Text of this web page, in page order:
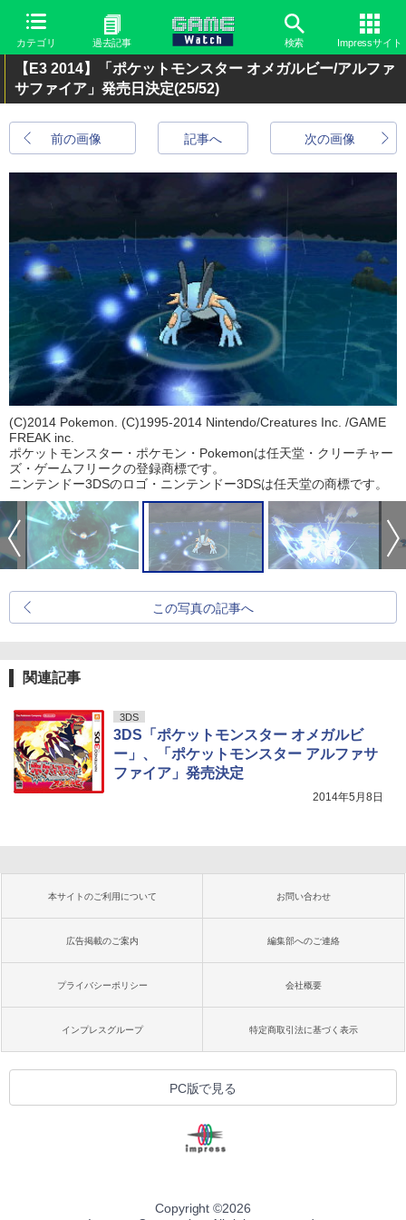
カテゴリ 過去記事 検索 Impressサイト
【E3 2014】「ポケットモンスター オメガルビー/アルファ
サファイア」発売日決定(25/52)
前の画像 次の画像
記事へ
(C)2014 Pokemon. (C)1995-2014 Nintendo/Creatures Inc. /GAME
FREAK inc.
ポケットモンスター・ポケモン・Pokemonは任天堂・クリーチャー
ズ・ゲームフリークの登録商標です。
ニンテンドー3DSのロゴ・ニンテンドー3DSは任天堂の商標です。
この写真の記事へ
関連記事
3DS
3DS「ポケットモンスター オメガルビ
ー」、「ポケットモンスター アルファサ
ファイア」発売決定
2014年5月8日
本サイトのご利用について お問い合わせ
広告掲載のご案内 編集部へのご連絡
プライバシーポリシー 会社概要
インプレスグループ 特定商取引法に基づく表示
PC版で見る
Copyright ©2026